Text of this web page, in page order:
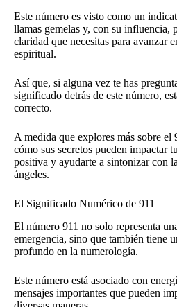
Este número es visto como un
llamas gemelas y, con su influencia,
claridad que necesitas para avanzar
espiritual.
Así que, si alguna vez te has
significado detrás de este número,
correcto.
A medida que explores más sobre el
cómo sus secretos pueden impactar
positiva y ayudarte a sintonizar con
ángeles.
El Significado Numérico de 911
El número 911 no solo representa
emergencia, sino que también tiene
profundo en la numerología.
Este número está asociado con
mensajes importantes que pueden